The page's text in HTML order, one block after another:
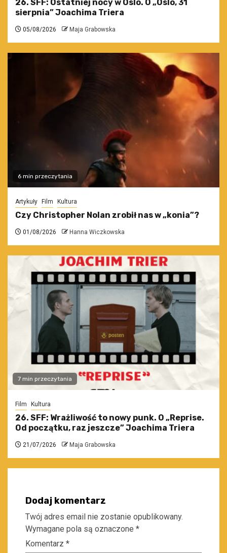
26. SFF: Ostatniej nocy w Oslo. O „Oslo, 31
sierpnia” Joachima Triera
05/08/2026 Maja Grabowska
6 min przeczytania
Artykuły Film Kultura
Czy Christopher Nolan zrobił nas w „konia”?
01/08/2026 Hanna Wiczkowska
7 min przeczytania
Film Kultura
26. SFF: Wrażliwość to nowy punk. O „Reprise.
Od początku, raz jeszcze” Joachima Triera
21/07/2026 Maja Grabowska
Dodaj komentarz
Twój adres email nie zostanie opublikowany.
Wymagane pola są oznaczone *
Komentarz *